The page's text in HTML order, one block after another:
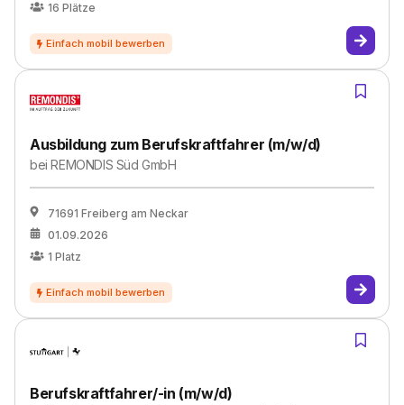
16 Plätze
Ausbildung zum Berufskraftfahrer (m/w/d)
beiREMONDIS Süd GmbH
71691 Freiberg am Neckar
01.09.2026
1 Platz
Berufskraftfahrer/-in (m/w/d)